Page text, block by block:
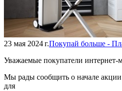
23 мая 2024 г.Покупай больше -
Уважаемые покупатели интернет-
Мы рады сообщить о начале
для